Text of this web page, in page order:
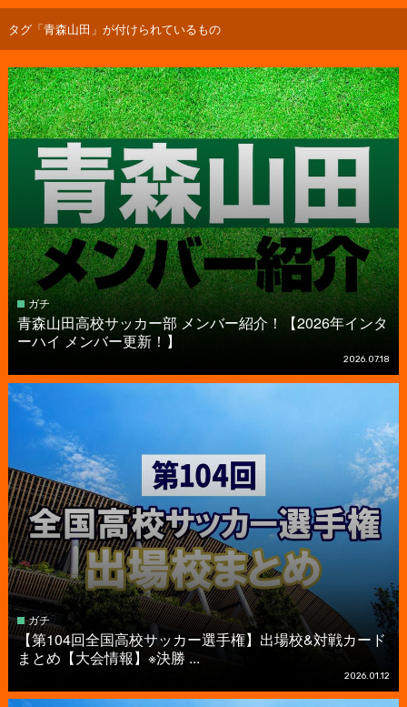
タグ「青森山田」が付けられているもの
ガチ
青森山田高校サッカー部 メンバー紹介！【2026年インタ
ーハイ メンバー更新！】
2026.07.18
ガチ
【第104回全国高校サッカー選手権】出場校&対戦カード
まとめ【大会情報】※決勝 ...
2026.01.12